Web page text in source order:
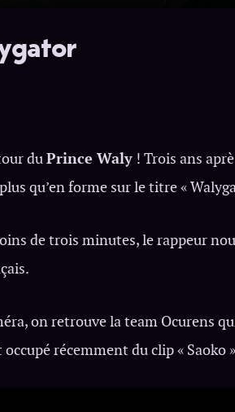
duPrince Waly ! Trois ans
qu’en forme sur le titre «
de trois minutes, le rappeur
on retrouve la team Ocurens
occupé récemment du clip « Saoko